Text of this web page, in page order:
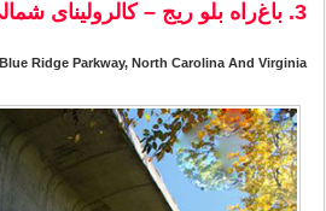
3. باغ‌راه بلو ریج – کالرولینای شمالی و ویرجینیا
Blue Ridge Parkway, North Carolina And Virginia